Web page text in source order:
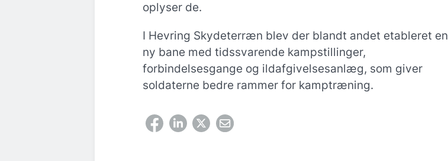
oplyser de.
I Hevring Skydeterræn blev der blandt andet etableret en
ny bane med tidssvarende kampstillinger,
forbindelsesgange og ildafgivelsesanlæg, som giver
soldaterne bedre rammer for kamptræning.